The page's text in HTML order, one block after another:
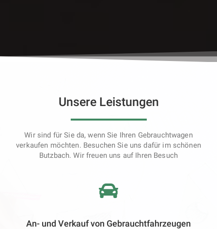
Unsere Leistungen
Wir sind für Sie da, wenn Sie Ihren Gebrauchtwagen
verkaufen möchten. Besuchen Sie uns dafür im schönen
Butzbach. Wir freuen uns auf Ihren Besuch
An- und Verkauf von Gebrauchtfahrzeugen